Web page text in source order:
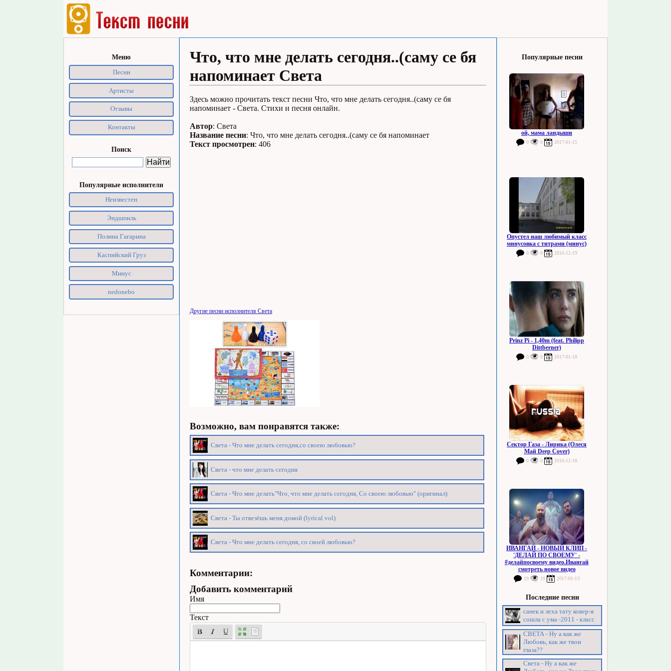
Меню
Песни
Артисты
Отзывы
Контакты
Поиск
Популярные исполнители
Неизвестен
Эндшпиль
Полина Гагарина
Каспийский Груз
Минус
nedonebo
Что, что мне делать сегодня..(саму се бя
напоминает Света
Здесь можно прочитать текст песни Что, что мне делать сегодня..(саму се бя
напоминает - Света. Стихи и песня онлайн.
Автор: Света
Название песни: Что, что мне делать сегодня..(саму се бя напоминает
Текст просмотрен: 406
Другие песни исполнителя Света
Возможно, вам понравятся также:
Света - Что мне делать сегодня,со своею любовью?
Света - что мне делать сегодня
Света - Что мне делать"Что, что мне делать сегодня, Со своею любовью" (оригинал)
Света - Ты отвезёшь меня домой (lyrical vol)
Света - Что мне делать сегодня, со своей любовью?
Комментарии:
Добавить комментарий
Имя
Текст
Популярные песни
ой, мама ландыши
0 0 2017-01-15
Опустел наш любимый класс
минусовка с титрами (минус)
0 0 2016-12-19
Prinz Pi - 1,40m (feat. Philipp
Dittberner)
0 0 2017-01-18
Сектор Газа - Лирика (Олеся
Май Deep Cover)
0 0 2016-12-18
ИВАНГАЙ - НОВЫЙ КЛИП -
'ДЕЛАЙ ПО СВОЕМУ' -
#делайпосвоему видео.Ивангай
смотреть новое видео
19 19 2017-01-13
Последние песни
санек и леха тату ковер-я
сошла с ума -2011 - класс
СВЕТА - Ну а как же
Любовь, как же твои
глаза??
Света - Ну а как же